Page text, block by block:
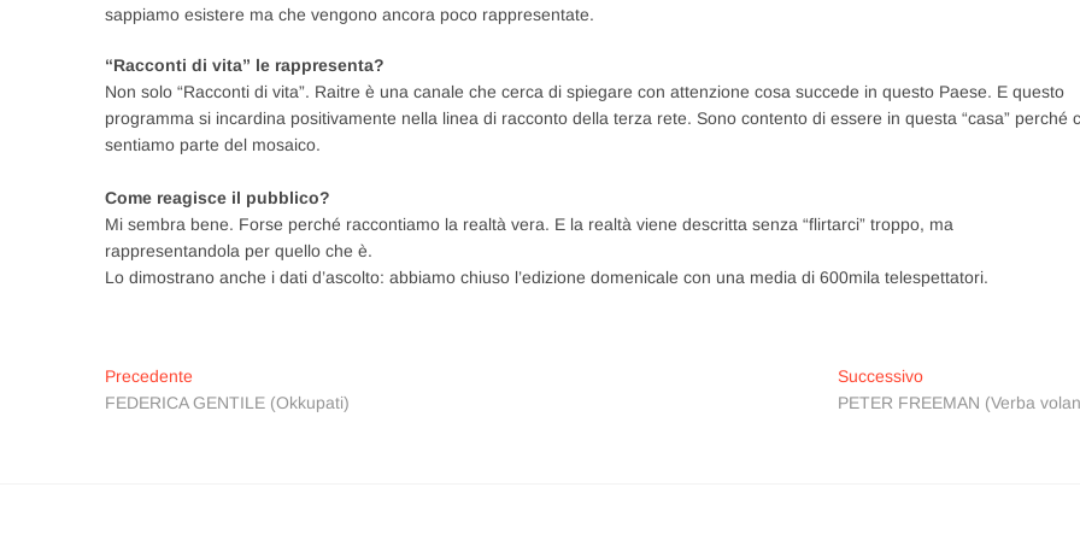
sappiamo esistere ma che vengono ancora poco rappresentate.
“Racconti di vita” le rappresenta?
Non solo “Racconti di vita”. Raitre è una canale che cerca di spiegare con attenzione cosa succede in questo Paese. E questo
programma si incardina positivamente nella linea di racconto della terza rete. Sono contento di essere in questa “casa” perché
sentiamo parte del mosaico.
Come reagisce il pubblico?
Mi sembra bene. Forse perché raccontiamo la realtà vera. E la realtà viene descritta senza “flirtarci” troppo, ma
rappresentandola per quello che è.
Lo dimostrano anche i dati d’ascolto: abbiamo chiuso l’edizione domenicale con una media di 600mila telespettatori.
Navigazione
articoli
Precedente
precedente:
FEDERICA GENTILE (Okkupati)
SuccessivoArticolo
successivo:
PETER FREEMAN (Verba